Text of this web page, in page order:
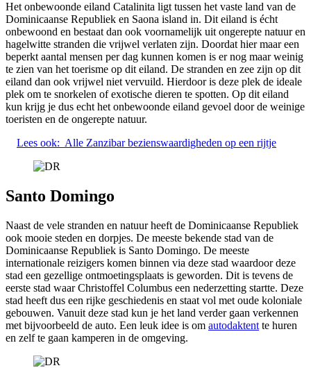
Het onbewoonde eiland Catalinita ligt tussen het vaste land van de
Dominicaanse Republiek en Saona island in. Dit eiland is écht
onbewoond en bestaat dan ook voornamelijk uit ongerepte natuur en
hagelwitte stranden die vrijwel verlaten zijn. Doordat hier maar een
beperkt aantal mensen per dag kunnen komen is er nog maar weinig
te zien van het toerisme op dit eiland. De stranden en zee zijn op dit
eiland dan ook vrijwel niet vervuild. Hierdoor is deze plek de ideale
plek om te snorkelen of exotische dieren te spotten. Op dit eiland
kun krijg je dus echt het onbewoonde eiland gevoel door de weinige
toeristen en de ongerepte natuur.
Lees ook: Alle Zanzibar bezienswaardigheden op een rijtje
Santo Domingo
Naast de vele stranden en natuur heeft de Dominicaanse Republiek
ook mooie steden en dorpjes. De meeste bekende stad van de
Dominicaanse Republiek is Santo Domingo. De meeste
internationale reizigers komen binnen via deze stad waardoor deze
stad een gezellige ontmoetingsplaats is geworden. Dit is tevens de
eerste stad waar Christoffel Columbus een nederzetting startte. Deze
stad heeft dus een rijke geschiedenis en staat vol met oude koloniale
gebouwen. Vanuit deze stad kun je het land verder gaan verkennen
met bijvoorbeeld de auto. Een leuk idee is om autodaktent te huren
en zelf te gaan kamperen in de omgeving.